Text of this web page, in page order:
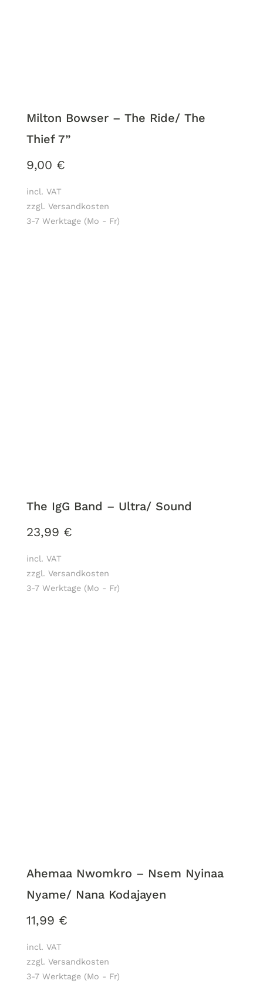
Milton Bowser – The Ride/ The
Thief 7”
9,00 €
incl. VAT
zzgl. Versandkosten
3-7 Werktage (Mo - Fr)
The IgG Band – Ultra/ Sound
23,99 €
incl. VAT
zzgl. Versandkosten
3-7 Werktage (Mo - Fr)
Ahemaa Nwomkro – Nsem Nyinaa
Nyame/ Nana Kodajayen
11,99 €
incl. VAT
zzgl. Versandkosten
3-7 Werktage (Mo - Fr)